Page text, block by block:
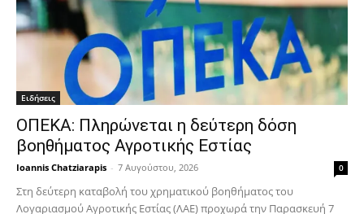
Ειδήσεις
ΟΠΕΚΑ: Πληρώνεται η δεύτερη δόση
βοηθήματος Αγροτικής Εστίας
Ioannis Chatziarapis - 7 Αυγούστου, 2026 0
Στη δεύτερη καταβολή του χρηματικού βοηθήματος του
Λογαριασμού Αγροτικής Εστίας (ΛΑΕ) προχωρά την Παρασκευή 7